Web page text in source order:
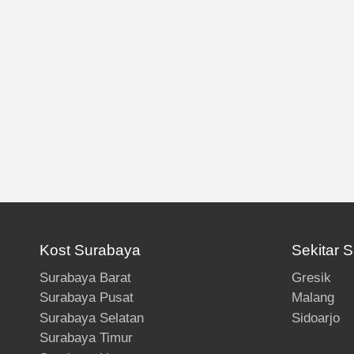
Kost Surabaya
Surabaya Barat
Surabaya Pusat
Surabaya Selatan
Surabaya Timur
Sekitar
Gresik
Malang
Sidoarjo